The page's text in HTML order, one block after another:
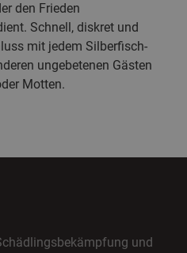
den Frieden
Schnell, diskret und
mit jedem Silberfisch-
ungebetenen Gästen
Motten.
und